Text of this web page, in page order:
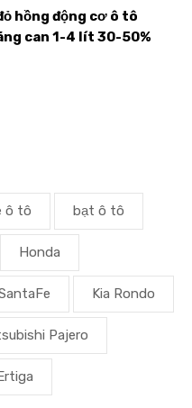
hồng động cơ ô tô
can 1-4 lít 30-50%
ô tô bạt ô tô
Honda
Kia Rondo
Pajero